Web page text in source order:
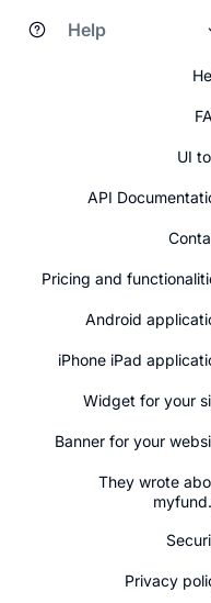
Help
UI
API
Pricing and
Android
iPhone iPad
Widget for your
Banner for your
They wrote
Privacy